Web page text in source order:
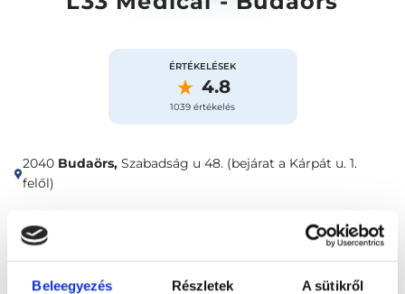
Beleegyezés Részletek A sütikről
ÉRTÉKELÉSEK
4.8
1039 értékelés
2040 Budaörs, Szabadság u 48. (bejárat a Kárpát u. 1.
felől)
Időpontfoglalás Vélemények